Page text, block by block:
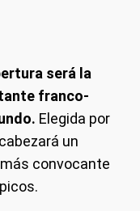
será la
franco-
Elegida por
un
convocante